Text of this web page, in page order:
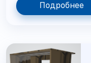
Подробнее